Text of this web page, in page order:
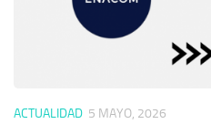
ACTUALIDAD 5 MAYO, 2026